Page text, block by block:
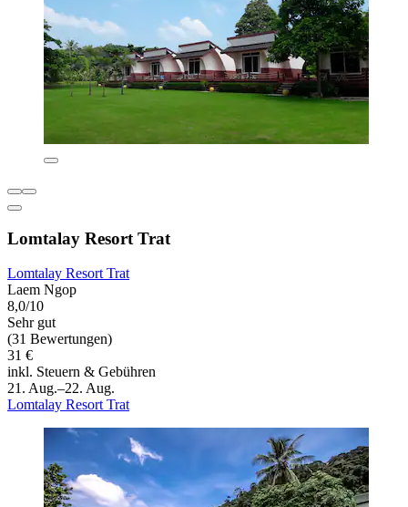
Lomtalay Resort Trat
Lomtalay Resort Trat
Laem Ngop
8,0/10
Sehr gut
(31 Bewertungen)
31 €
inkl. Steuern & Gebühren
21. Aug.–22. Aug.
Lomtalay Resort Trat